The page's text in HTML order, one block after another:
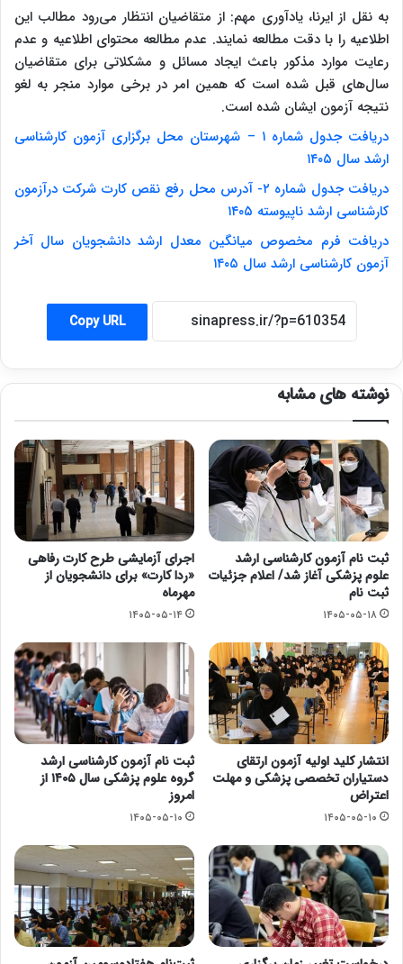
به نقل از ایرنا، یادآوری مهم: از متقاضیان انتظار می‌رود مطالب این
اطلاعیه را با دقت مطالعه نمایند. عدم مطالعه محتوای اطلاعیه و عدم
رعایت موارد مذکور باعث ایجاد مسائل و مشکلاتی برای متقاضیان
سال‌های قبل شده است که همین امر در برخی موارد منجر به لغو
نتیجه آزمون ایشان شده است.
دریافت جدول شماره ۱ – شهرستان محل برگزاری آزمون کارشناسی
ارشد سال ۱۴۰۵
دریافت جدول شماره ۲- آدرس محل رفع نقص کارت شرکت درآزمون
کارشناسی ارشد ناپیوسته ۱۴۰۵
دریافت فرم مخصوص میانگین معدل ارشد دانشجویان سال آخر
آزمون کارشناسی ارشد سال ۱۴۰۵
Copy URL
نوشته های مشابه
ثبت نام آزمون کارشناسی ارشد
علوم پزشکی آغاز شد/ اعلام جزئیات
ثبت نام
۱۴۰۵-۰۵-۱۸
اجرای آزمایشی طرح کارت رفاهی
«ردا کارت» برای دانشجویان از
مهرماه
۱۴۰۵-۰۵-۱۴
انتشار کلید اولیه آزمون ارتقای
دستیاران تخصصی پزشکی و مهلت
اعتراض
۱۴۰۵-۰۵-۱۰
ثبت نام آزمون کارشناسی ارشد
گروه علوم پزشکی سال ۱۴۰۵ از
امروز
۱۴۰۵-۰۵-۱۰